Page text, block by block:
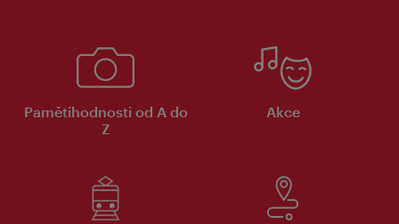
Pamětihodnosti od A do
Z
Akce